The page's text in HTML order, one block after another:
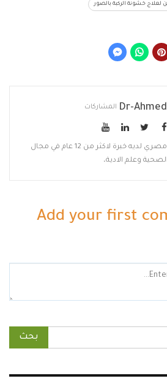
لعلاج خشونة الركبة بالصور
Dr-Ahmed
صيدلي مصري لديه خبرة لاكثر من 12 عام في مجال
الصحية وعلم الادية،
Add your first